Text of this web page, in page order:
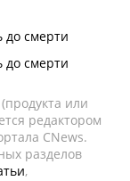
до смерти
до смерти
или
редактором
CNews.
разделов
,